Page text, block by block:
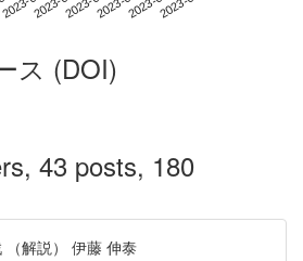
ス (DOI)
43 posts, 180
（解説） 伊藤 伸泰